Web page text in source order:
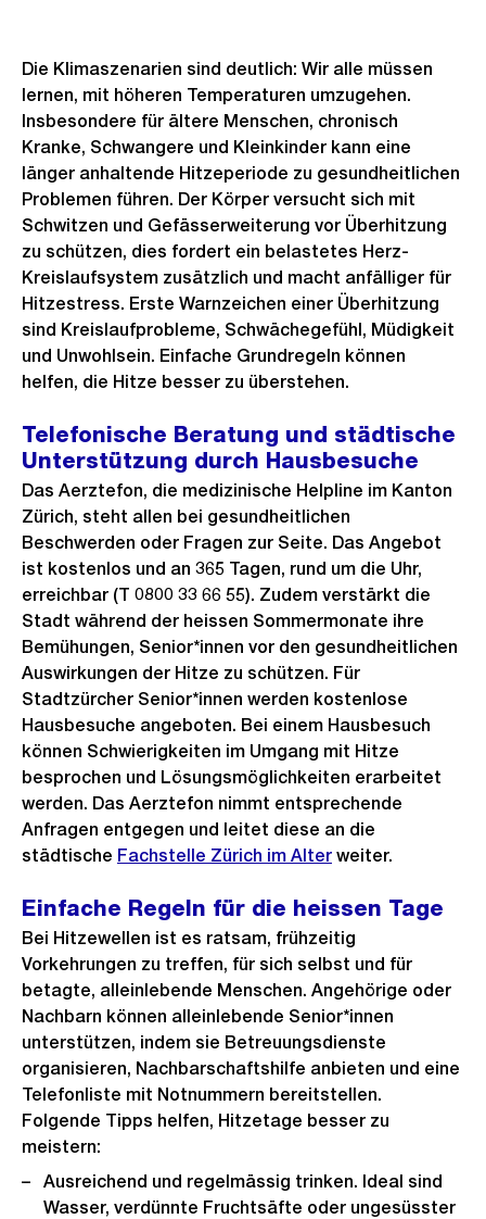
Die Klimaszenarien sind deutlich: Wir alle müssen
lernen, mit höheren Temperaturen umzugehen.
Insbesondere für ältere Menschen, chronisch
Kranke, Schwangere und Kleinkinder kann eine
länger anhaltende Hitzeperiode zu gesundheitlichen
Problemen führen. Der Körper versucht sich mit
Schwitzen und Gefässerweiterung vor Überhitzung
zu schützen, dies fordert ein belastetes Herz-
Kreislaufsystem zusätzlich und macht anfälliger für
Hitzestress. Erste Warnzeichen einer Überhitzung
sind Kreislaufprobleme, Schwächegefühl, Müdigkeit
und Unwohlsein. Einfache Grundregeln können
helfen, die Hitze besser zu überstehen.
Telefonische Beratung und städtische
Unterstützung durch Hausbesuche
Das Aerztefon, die medizinische Helpline im Kanton
Zürich, steht allen bei gesundheitlichen
Beschwerden oder Fragen zur Seite. Das Angebot
ist kostenlos und an 365 Tagen, rund um die Uhr,
erreichbar (T 0800 33 66 55). Zudem verstärkt die
Stadt während der heissen Sommermonate ihre
Bemühungen, Senior*innen vor den gesundheitlichen
Auswirkungen der Hitze zu schützen. Für
Stadtzürcher Senior*innen werden kostenlose
Hausbesuche angeboten. Bei einem Hausbesuch
können Schwierigkeiten im Umgang mit Hitze
besprochen und Lösungsmöglichkeiten erarbeitet
werden. Das Aerztefon nimmt entsprechende
Anfragen entgegen und leitet diese an die
städtische Fachstelle Zürich im Alter weiter.
Einfache Regeln für die heissen Tage
Bei Hitzewellen ist es ratsam, frühzeitig
Vorkehrungen zu treffen, für sich selbst und für
betagte, alleinlebende Menschen. Angehörige oder
Nachbarn können alleinlebende Senior*innen
unterstützen, indem sie Betreuungsdienste
organisieren, Nachbarschaftshilfe anbieten und eine
Telefonliste mit Notnummern bereitstellen.
Folgende Tipps helfen, Hitzetage besser zu
meistern:
Ausreichend und regelmässig trinken. Ideal sind
Wasser, verdünnte Fruchtsäfte oder ungesüsster